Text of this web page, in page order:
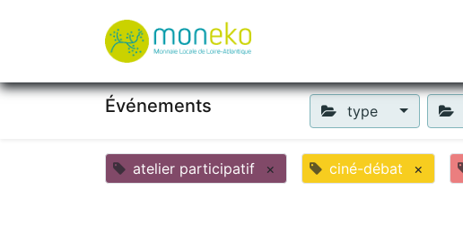
Événements type
atelier participatif × ciné-débat ×